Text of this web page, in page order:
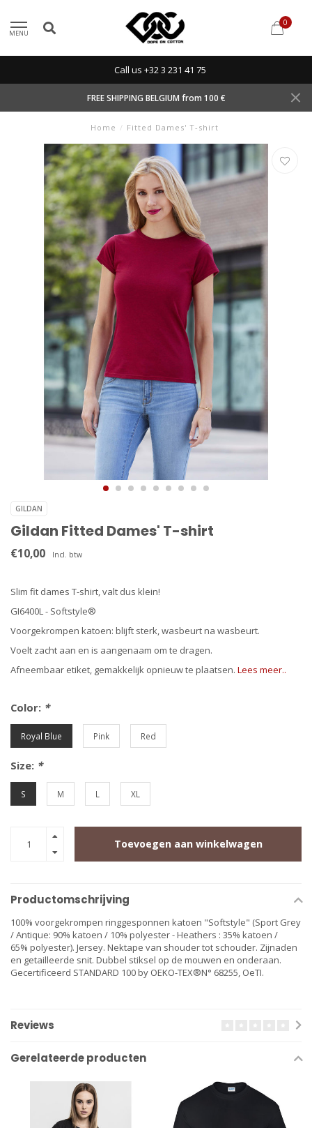
MENU
0
Call us +32 3 231 41 75
FREE SHIPPING BELGIUM from 100 €
Home / Fitted Dames' T-shirt
GILDAN
Gildan Fitted Dames' T-shirt
€10,00 Incl. btw
Slim fit dames T-shirt, valt dus klein!
GI6400L - Softstyle®
Voorgekrompen katoen: blijft sterk, wasbeurt na wasbeurt.
Voelt zacht aan en is aangenaam om te dragen.
Afneembaar etiket, gemakkelijk opnieuw te plaatsen. Lees meer..
Color: *
Royal Blue Pink Red
Size: *
S M L XL
Toevoegen aan winkelwagen
Productomschrijving
100% voorgekrompen ringgesponnen katoen "Softstyle" (Sport Grey
/ Antique: 90% katoen / 10% polyester- Heathers : 35% katoen /
65% polyester). Jersey. Nektape van shouder tot schouder. Zijnaden
en getailleerde snit. Dubbel stiksel op de mouwen en onderaan.
Gecertificeerd STANDARD 100 by OEKO-TEX®N° 68255, OeTI.
Reviews
Gerelateerde producten